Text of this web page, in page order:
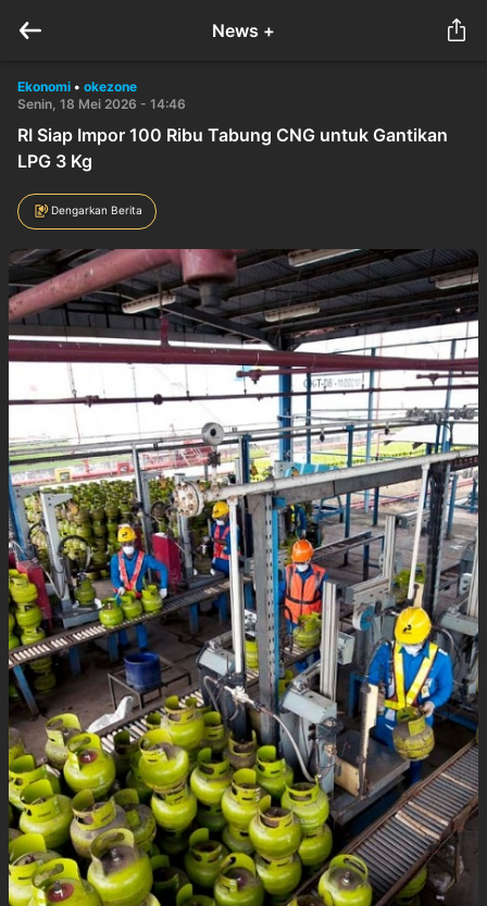
News +
Ekonomi • okezone
Senin, 18 Mei 2026 - 14:46
RI Siap Impor 100 Ribu Tabung CNG untuk Gantikan
LPG 3 Kg
Dengarkan Berita